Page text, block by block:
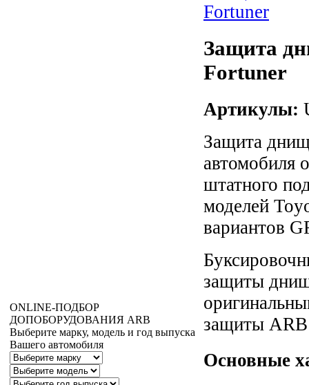
ONLINE-ПОДБОР
ДОПОБОРУДОВАНИЯ ARB
Выберите марку, модель и год выпуска
Вашего автомобиля
Защита
Fortuner
Артикулы:
Защита
автомобиля
штатного
моделей
вариантов
защиты
защиты
Основные